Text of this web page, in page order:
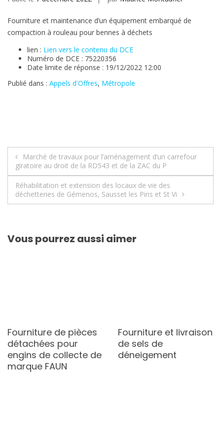
Fourniture et maintenance d’un équipement embarqué de
compaction à rouleau pour bennes à déchets
lien : Lien vers le contenu du DCE
Numéro de DCE : 75220356
Date limite de réponse : 19/12/2022 12:00
Publié dans : Appels d'Offres, Métropole
Navigation
de
l’article
Marché de travaux pour l’aménagement d’un carrefour
giratoire au droit de la RD543 et de la ZAC du P
Réhabilitation et extension des locaux de vie des
déchetteries de Gémenos, Sausset les Pins et St Vi
Vous pourrez aussi aimer
Fourniture de pièces
détachées pour
engins de collecte de
marque FAUN
Fourniture et livraison
de sels de
déneigement